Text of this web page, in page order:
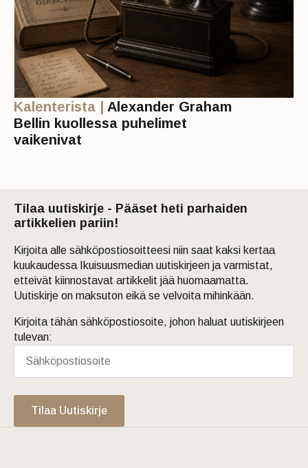
Kalenterista | Alexander Graham
Bellin kuollessa puhelimet
vaikenivat
Tilaa uutiskirje - Pääset heti parhaiden
artikkelien pariin!
Kirjoita alle sähköpostiosoitteesi niin saat kaksi kertaa
kuukaudessa Ikuisuusmedian uutiskirjeen ja varmistat,
etteivät kiinnostavat artikkelit jää huomaamatta.
Uutiskirje on maksuton eikä se velvoita mihinkään.
Kirjoita tähän sähköpostiosoite, johon haluat uutiskirjeen
tulevan:
Tilaa Uutiskirje